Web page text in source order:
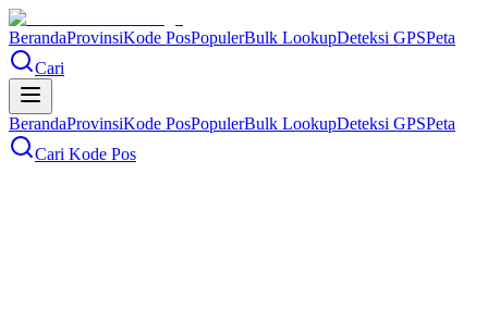
BerandaProvinsiKode PosPopulerBulk LookupDeteksi GPSPeta
Cari
BerandaProvinsiKode PosPopulerBulk LookupDeteksi GPSPeta
Cari Kode Pos